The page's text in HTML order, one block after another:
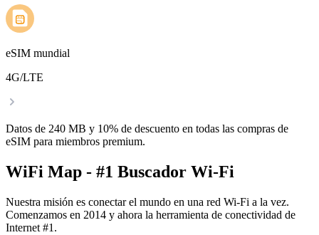
eSIM mundial
4G/LTE
Datos de 240 MB y 10% de descuento en todas las compras de
eSIM para miembros premium.
WiFi Map - #1 Buscador Wi-Fi
Nuestra misión es conectar el mundo en una red Wi-Fi a la vez.
Comenzamos en 2014 y ahora la herramienta de conectividad de
Internet #1.